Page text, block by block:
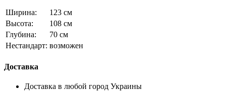
Ширина:
123 см
Высота:
108 см
Глубина:
70 см
Нестандарт: возможен
Доставка
Доставка в любой город Украины